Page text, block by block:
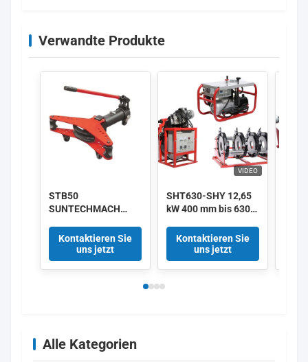
Verwandte Produkte
STB50
SUNTECHMACH
hydraulische
Rohrbender 1/2 "-2"
Kontaktieren Sie
uns jetzt
VIDEO
SHT630-SHY 12,65
kW 400 mm bis 630
Schweißmaschine
380 V Lieferant
Kontaktieren Sie
uns jetzt
Alle Kategorien